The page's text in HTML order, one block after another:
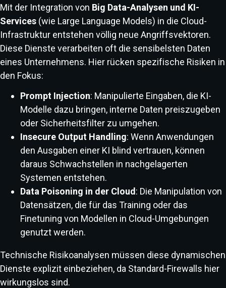
Mit der Integration von Big Data-Analysen und KI-
Services (wie Large Language Models) in die Cloud-
Infrastruktur entstehen völlig neue Angriffsvektoren.
Diese Dienste verarbeiten oft die sensibelsten Daten
eines Unternehmens. Hier rücken spezifische Risiken in
den Fokus:
Prompt Injection: Manipulierte Eingaben, die KI-
Modelle dazu bringen, interne Daten preiszugeben
oder Sicherheitsfilter zu umgehen.
Insecure Output Handling: Wenn Anwendungen
den Ausgaben einer KI blind vertrauen, können
daraus Schwachstellen in nachgelagerten
Systemen entstehen.
Data Poisoning in der Cloud : Die Manipulation von
Datensätzen, die für das Training oder das
Finetuning von Modellen in Cloud-Umgebungen
genutzt werden.
Technische Risikoanalysen müssen diese dynamischen
Dienste explizit einbeziehen, da Standard-Firewalls hier
wirkungslos sind.